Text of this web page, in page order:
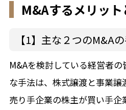
M&Aするメリッ
【1】主な２つのM&A
M&Aを検討している経営者
な手法は、株式譲渡と事業譲
売り手企業の株主が買い手